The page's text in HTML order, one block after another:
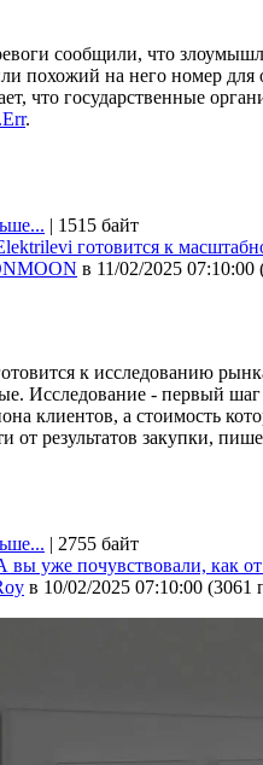
сообщили, что
похожий на него номер
что государственные
.
| 1515 байт
готовится к
в 11/02/2025 07:10:00
к исследованию
Исследование - первый шаг
клиентов, а стоимость
от результатов закупки,
| 2755 байт
вы уже почувствовали, как
в 10/02/2025 07:10:00 (3061